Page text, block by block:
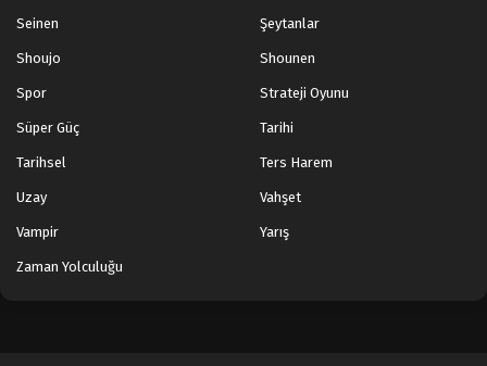
Seinen Şeytanlar
Shoujo Shounen
Spor Strateji Oyunu
Süper Güç Tarihi
Tarihsel Ters Harem
Uzay Vahşet
Vampir Yarış
Zaman Yolculuğu